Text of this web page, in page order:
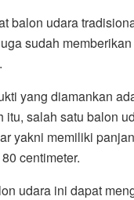
balon udara
sudah
yang diamankan
itu, salah satu balon
yakni memiliki
centimeter.
udara ini dapat